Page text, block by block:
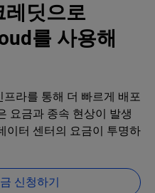
레딧으로
를 사용해
라를 통해 더 빠르게 배포
요금과 종속 현상이 발생
이터 센터의 요금이 투명하
신청하기